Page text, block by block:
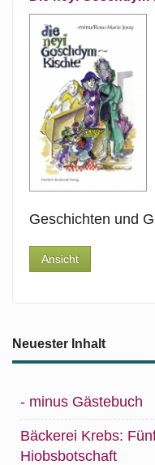
Geschichten und
Ansicht
Neuester Inhalt
- minus Gästebuch
Bäckerei Krebs:
Hiobsbotschaft